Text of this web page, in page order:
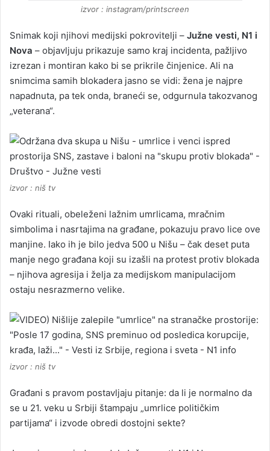
izvor : instagram/printscreen
Snimak koji njihovi medijski pokrovitelji – Južne vesti, N1 i
Nova – objavljuju prikazuje samo kraj incidenta, pažljivo
izrezan i montiran kako bi se prikrile činjenice. Ali na
snimcima samih blokadera jasno se vidi: žena je najpre
napadnuta, pa tek onda, braneći se, odgurnula takozvanog
„veterana“.
izvor : niš tv
Ovaki rituali, obeleženi lažnim umrlicama, mračnim
simbolima i nasrtajima na građane, pokazuju pravo lice ove
manjine. Iako ih je bilo jedva 500 u Nišu – čak deset puta
manje nego građana koji su izašli na protest protiv blokada
– njihova agresija i želja za medijskom manipulacijom
ostaju nesrazmerno velike.
izvor : niš tv
Građani s pravom postavljaju pitanje: da li je normalno da
se u 21. veku u Srbiji štampaju „umrlice političkim
partijama“ i izvode obredi dostojni sekte?